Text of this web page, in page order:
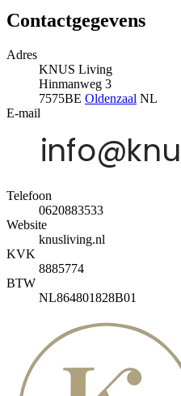
Contactgegevens
Adres
KNUS Living
Hinmanweg 3
7575BE Oldenzaal NL
E-mail
Telefoon
0620883533
Website
knusliving.nl
KVK
8885774
BTW
NL864801828B01